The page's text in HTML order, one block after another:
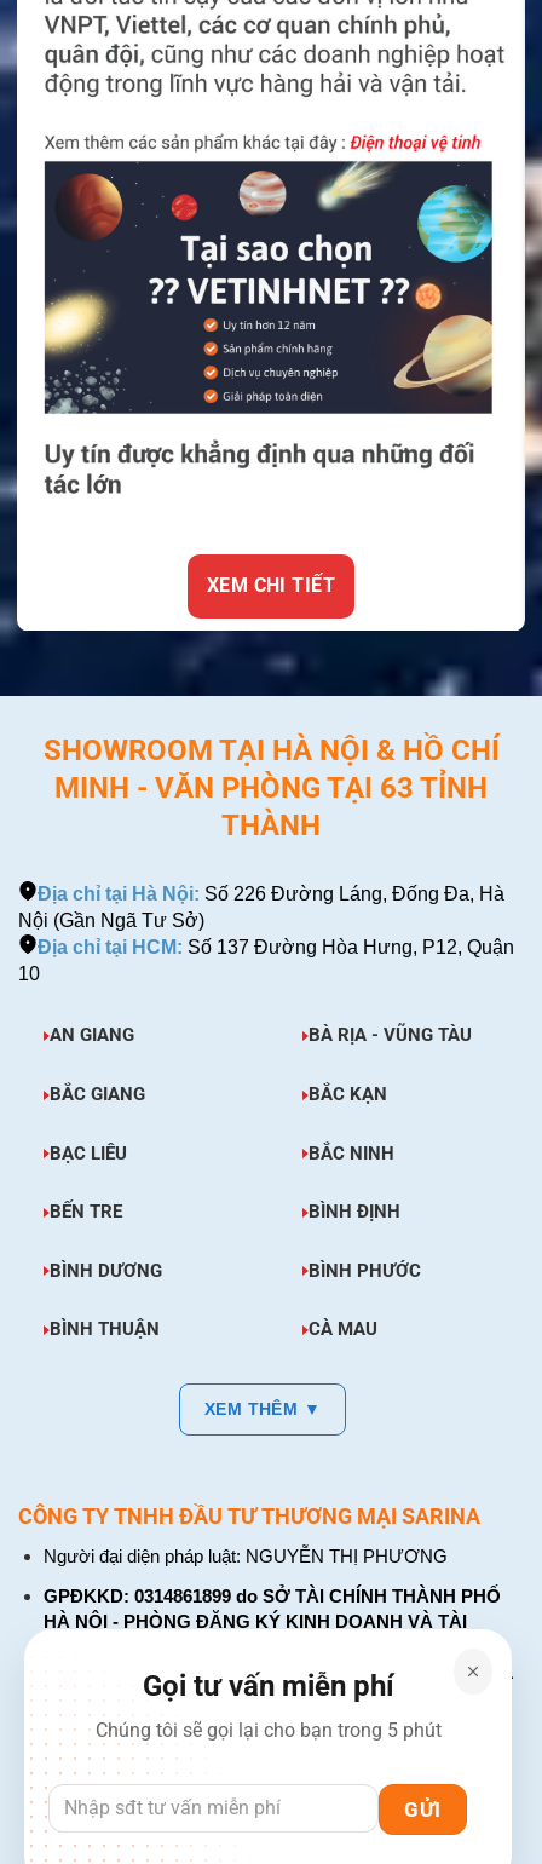
XEM CHI TIẾT
SHOWROOM TẠI HÀ NỘI & HỒ CHÍ
MINH - VĂN PHÒNG TẠI 63 TỈNH
THÀNH
Địa chỉ tại Hà Nội: Số 226 Đường Láng, Đống Đa, Hà
Nội (Gần Ngã Tư Sở)
Địa chỉ tại HCM: Số 137 Đường Hòa Hưng, P12, Quận
10
AN GIANG BÀ RỊA - VŨNG TÀU
BẮC GIANG BẮC KẠN
BẠC LIÊU BẮC NINH
BẾN TRE BÌNH ĐỊNH
BÌNH DƯƠNG BÌNH PHƯỚC
BÌNH THUẬN CÀ MAU
XEM THÊM ▼
CÔNG TY TNHH ĐẦU TƯ THƯƠNG MẠI SARINA
Người đại diện pháp luật: NGUYỄN THỊ PHƯƠNG
GPĐKKD: 0314861899 do SỞ TÀI CHÍNH THÀNH PHỐ
HÀ NỘI - PHÒNG ĐĂNG KÝ KINH DOANH VÀ TÀI
CHÍNH DOANH NGHIỆP cấp. Đăng ký lần đầu: ngày 26
tháng 01 năm 2018. Đăng ký thay đổi lần thứ: 4, ngày 31
tháng 03 năm 2026
226 Đường Láng, Đống Đa, Hà Nội
137 Đường Hòa Hưng, Phường 12, Quận 10, TP. Hồ Chí
Minh
Hotline: 1900 2106 - 0386 001 001
Gọi tư vấn miễn phí
Chúng tôi sẽ gọi lại cho bạn trong 5 phút